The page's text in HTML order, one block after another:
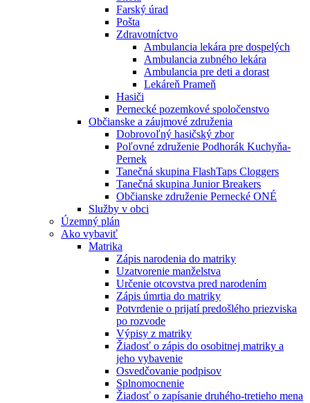
Farský úrad
Pošta
Zdravotníctvo
Ambulancia lekára pre dospelých
Ambulancia zubného lekára
Ambulancia pre deti a dorast
Lekáreň Prameň
Hasiči
Pernecké pozemkové spoločenstvo
Občianske a záujmové združenia
Dobrovoľný hasičský zbor
Poľovné združenie Podhorák Kuchyňa-
Pernek
Tanečná skupina FlashTaps Cloggers
Tanečná skupina Junior Breakers
Občianske združenie Pernecké ONÉ
Služby v obci
Územný plán
Ako vybaviť
Matrika
Zápis narodenia do matriky
Uzatvorenie manželstva
Určenie otcovstva pred narodením
Zápis úmrtia do matriky
Potvrdenie o prijatí predošlého priezviska
po rozvode
Výpisy z matriky
Žiadosť o zápis do osobitnej matriky a
jeho vybavenie
Osvedčovanie podpisov
Splnomocnenie
Žiadosť o zapísanie druhého-tretieho mena